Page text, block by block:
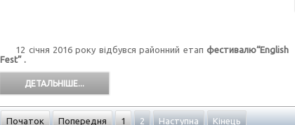
12 січня 2016 року відбувся районний етап фестивалю“English
Fest” .
ДЕТАЛЬНІШЕ...
Початок Попередня 1 2 Наступна Кінець